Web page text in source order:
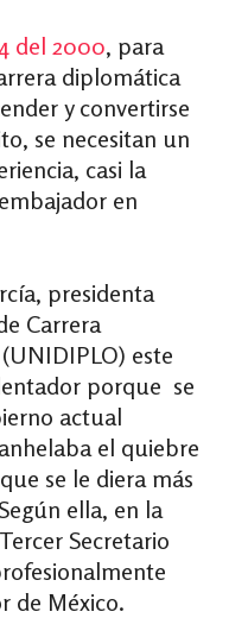
del 2000, para
diplomática
y convertirse
se necesitan un
casi la
en
presidenta
Carrera
este
porque se
actual
el quiebre
se le diera más
ella, en la
Secretario
de México.